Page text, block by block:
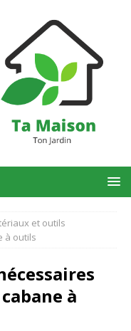
et outils
à outils
à